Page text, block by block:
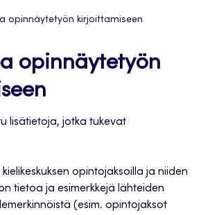
opinnäytetyön kirjoittamiseen
opinnäytetyön
lisätietoja, jotka tukevat
opintojaksoilla ja niiden
tietoa ja esimerkkejä lähteiden
(esim. opintojaksot